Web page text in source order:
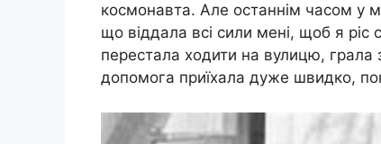
космонавта. Але останнім часом у
що віддала всі сили мені, щоб я
перестала ходити на вулицю,
допомога приїхала дуже швидко,